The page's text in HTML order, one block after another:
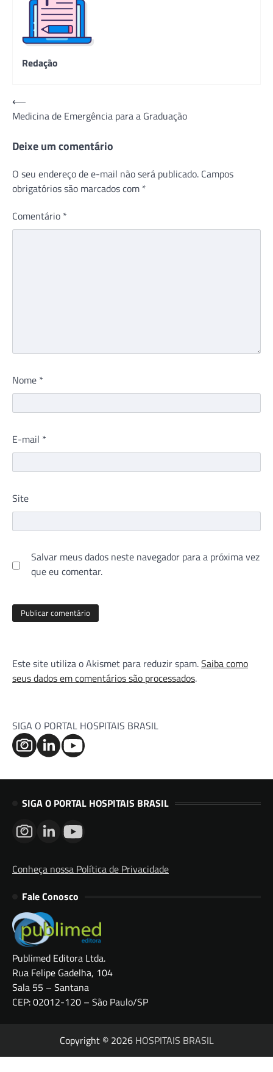
Redação
Navegação
de
Post
⟵
Medicina de Emergência para a Graduação
Deixe um comentário
O seu endereço de e-mail não será publicado. Campos
obrigatórios são marcados com *
Comentário *
Nome *
E-mail *
Site
Salvar meus dados neste navegador para a próxima vez
que eu comentar.
Este site utiliza o Akismet para reduzir spam.Saiba como
seus dados em comentários são processados.
SIGA O PORTAL HOSPITAIS BRASIL
SIGA O PORTAL HOSPITAIS BRASIL
Conheça nossa Política de Privacidade
Fale Conosco
Publimed Editora Ltda.
Rua Felipe Gadelha, 104
Sala 55 – Santana
CEP: 02012-120 – São Paulo/SP
Copyright © 2026 HOSPITAIS BRASIL